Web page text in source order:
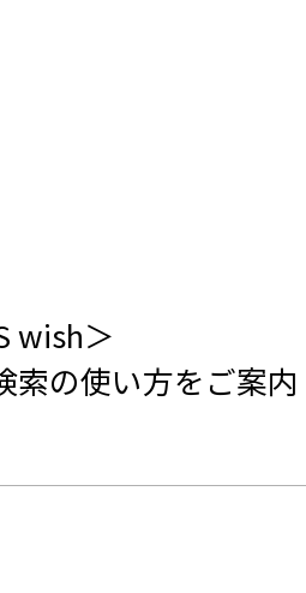
wish＞
索の使い方をご案内